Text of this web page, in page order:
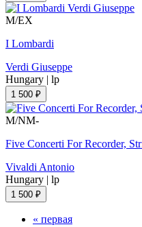
M/EX
I Lombardi
Verdi Giuseppe
Hungary | lp
1 500 ₽
M/NM-
Five Concerti For Recorder,
Vivaldi Antonio
Hungary | lp
1 500 ₽
« первая